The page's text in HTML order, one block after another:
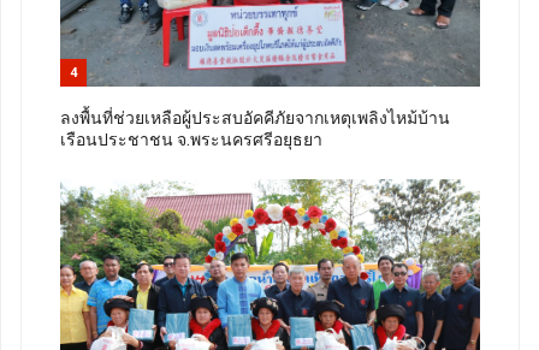
4
ลงพื้นที่ช่วยเหลือผู้ประสบอัคคีภัยจากเหตุเพลิงไหม้บ้าน
เรือนประชาชน จ.พระนครศรีอยุธยา